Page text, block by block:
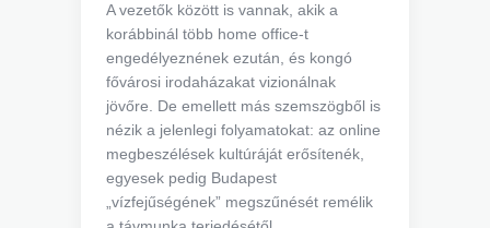
A vezetők között is vannak, akik a
korábbinál több home office-t
engedélyeznének ezután, és kongó
fővárosi irodaházakat vizionálnak
jövőre. De emellett más szemszögből is
nézik a jelenlegi folyamatokat: az online
megbeszélések kultúráját erősítenék,
egyesek pedig Budapest
„vízfejűségének” megszűnését remélik